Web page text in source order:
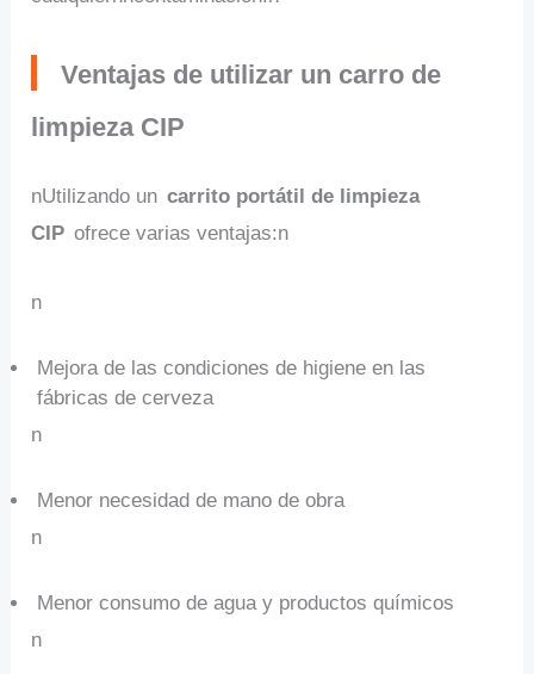
Ventajas de utilizar un carro de
limpieza CIP
nUtilizando un carrito portátil de limpieza
CIP ofrece varias ventajas:n
n
Mejora de las condiciones de higiene en las
fábricas de cerveza
n
Menor necesidad de mano de obra
n
Menor consumo de agua y productos químicos
n